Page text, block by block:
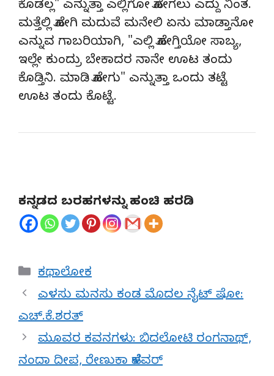
ಕೊಡಲ್ಲ" ಎನ್ನುತ್ತಾ ಎಲ್ಲಿಗೋ ಹೋಗಲು ಎದ್ದು ನಿಂತ.
ಮತ್ತೆಲ್ಲಿ ಹೋಗಿ ಮದುವೆ ಮನೇಲಿ ಏನು ಮಾಡ್ತಾನೋ
ಎನ್ನುವ ಗಾಬರಿಯಾಗಿ, "ಎಲ್ಲಿ ಹೋಗ್ತಿಯೋ ಸಾಬ್ಯ,
ಇಲ್ಲೇ ಕುಂದ್ರು ಬೇಕಾದರ ನಾನೇ ಊಟ ತಂದು
ಕೊಡ್ತಿನಿ. ಮಾಡಿ ಹೋಗು" ಎನ್ನುತ್ತಾ ಒಂದು ತಟ್ಟೆ
ಊಟ ತಂದು ಕೊಟ್ಟೆ.
ಕನ್ನಡದ ಬರಹಗಳನ್ನು ಹಂಚಿ ಹರಡಿ
Categories
ಕಥಾಲೋಕ
ಎಳಸು ಮನಸು ಕಂಡ ಮೊದಲ ನೈಟ್ ಷೋ:
ಎಚ್.ಕೆ.ಶರತ್
ಮೂವರ ಕವನಗಳು: ಬಿದಲೋಟಿ ರಂಗನಾಥ್,
ನಂದಾ ದೀಪ, ರೇಣುಕಾ ಹೆಳವರ್